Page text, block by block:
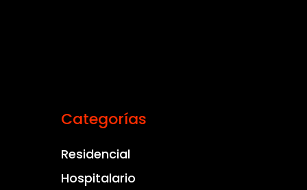
Categorías
Residencial
Hospitalario